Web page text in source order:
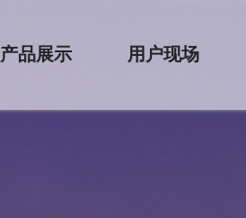
产品展示 用户现场